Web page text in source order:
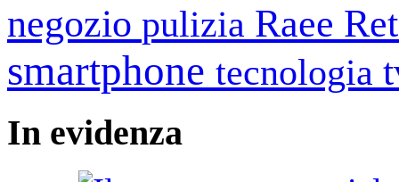
negozio pulizia Raee
smartphone tecnologia
In evidenza